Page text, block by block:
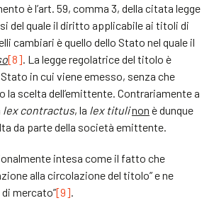
è l’art. 59, comma 3, della citata legge
del quale il diritto applicabile ai titoli di
cambiari è quello dello Stato nel quale il
[8] . La legge regolatrice del titolo è
Stato in cui viene emesso, senza che
la scelta dell’emittente. Contrariamente a
lex contractus, la lex titulinon è dunque
da parte della società emittente.
intesa come il fatto che
alla circolazione del titolo” e ne
mercato”[9]